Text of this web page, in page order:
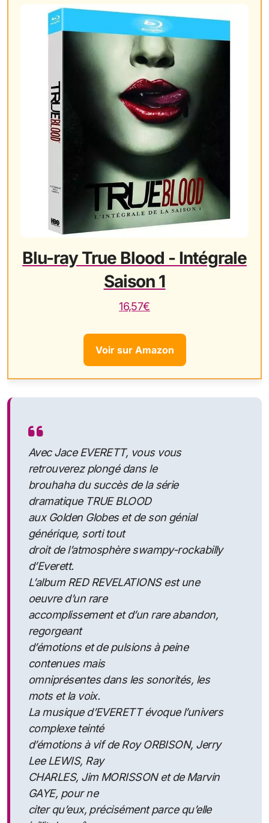
Blu-ray True Blood - Intégrale
Saison 1
16,57€
Voir sur Amazon
Avec Jace EVERETT, vous vous
retrouverez plongé dans le
brouhaha du succès de la série
dramatique TRUE BLOOD
aux Golden Globes et de son génial
générique, sorti tout
droit de l’atmosphère swampy-rockabilly
d’Everett.
L’album RED REVELATIONS est une
oeuvre d’un rare
accomplissement et d’un rare abandon,
regorgeant
d’émotions et de pulsions à peine
contenues mais
omniprésentes dans les sonorités, les
mots et la voix.
La musique d’EVERETT évoque l’univers
complexe teinté
d’émotions à vif de Roy ORBISON, Jerry
Lee LEWIS, Ray
CHARLES, Jim MORISSON et de Marvin
GAYE, pour ne
citer qu’eux, précisément parce qu’elle